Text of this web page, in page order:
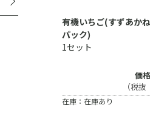
有機いちご(すずあか
パック)
1セット
価
（税
在庫：在庫あり